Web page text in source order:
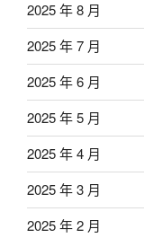
2025 年 8 月
2025 年 7 月
2025 年 6 月
2025 年 5 月
2025 年 4 月
2025 年 3 月
2025 年 2 月